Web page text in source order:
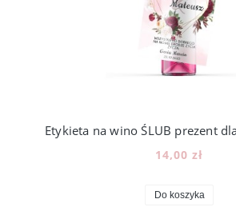
14,00 zł
Do koszyka